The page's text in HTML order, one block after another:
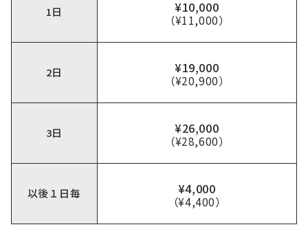
1日 ¥10,000
（¥11,000）
2日 ¥19,000
（¥20,900）
3日 ¥26,000
（¥28,600）
以後１日毎 ¥4,000
（¥4,400）